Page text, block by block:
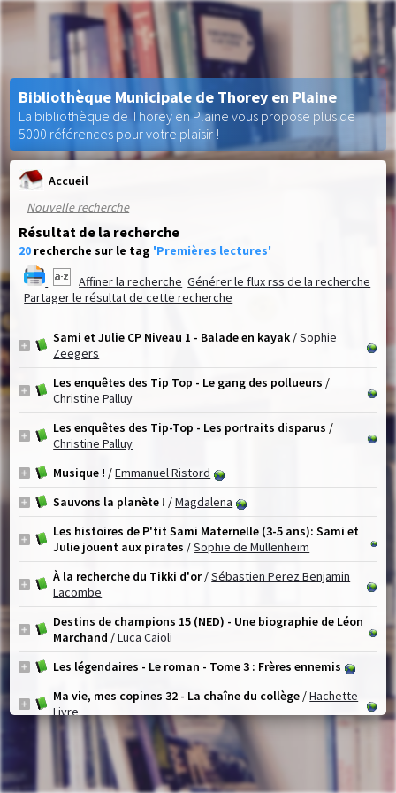
Accueil
Nouvelle recherche
Résultat de la recherche
20 recherche sur le tag 'Premières lectures'
Affiner la recherche Générer le flux rss de la recherche
Partager le résultat de cette recherche
Sami et Julie CP Niveau 1 - Balade en kayak /Sophie
Zeegers
Les enquêtes des Tip Top - Le gang des pollueurs /
Christine Palluy
Les enquêtes des Tip-Top - Les portraits disparus /
Christine Palluy
Musique ! /Emmanuel Ristord
Sauvons la planète ! /Magdalena
Les histoires de P'tit Sami Maternelle (3-5 ans): Sami et
Julie jouent aux pirates /Sophie de Mullenheim
À la recherche du Tikki d'or/Sébastien Perez Benjamin
Lacombe
Destins de champions 15 (NED) - Une biographie de Léon
Marchand /Luca Caioli
Les légendaires - Le roman - Tome 3 : Frères ennemis
Ma vie, mes copines 32 - La chaîne du collège /Hachette
Livre
1 2
Par page : 25
Bibliothèque Municipale de Thorey en Plaine
La bibliothèque de Thorey en Plaine vous propose plus de
5000 références pour votre plaisir !